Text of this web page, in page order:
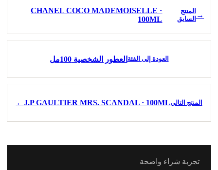
→ المنتج
السابق
CHANEL COCO MADEMOISELLE ·
100ML
العودة إلى الفئةالعطور الشخصية 100مل
المنتج التاليJ.P GAULTIER MRS. SCANDAL · 100ML
←
تجربة شراء واضحة